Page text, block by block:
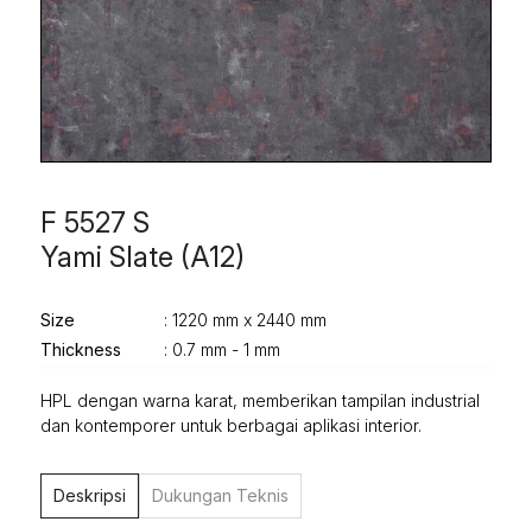
F 5527 S
Yami Slate (A12)
Size
: 1220 mm x 2440 mm
Thickness
: 0.7 mm - 1 mm
HPL dengan warna karat, memberikan tampilan industrial
dan kontemporer untuk berbagai aplikasi interior.
Deskripsi Dukungan Teknis